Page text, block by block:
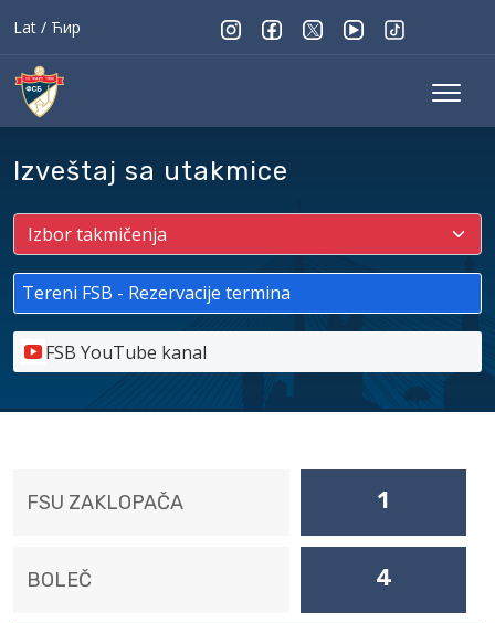
Lat / Ћир
Izveštaj sa utakmice
Tereni FSB - Rezervacije termina
FSB YouTube kanal
FSU ZAKLOPAČA 1
BOLEČ 4